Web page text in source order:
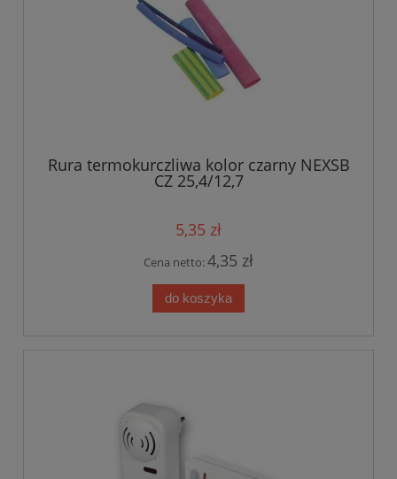
Rura termokurczliwa kolor czarny NEXSB
CZ 25,4/12,7
5,35 zł
Cena netto:4,35 zł
do koszyka